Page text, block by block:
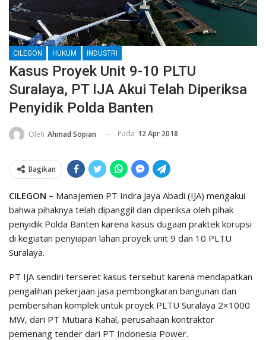
CILEGON HUKUM INDUSTRI
Kasus Proyek Unit 9-10 PLTU
Suralaya, PT IJA Akui Telah Diperiksa
Penyidik Polda Banten
Oleh Ahmad Sopian Pada 12 Apr 2018
Bagikan
CILEGON – Manajemen PT Indra Jaya Abadi (IJA) mengakui
bahwa pihaknya telah dipanggil dan diperiksa oleh pihak
penyidik Polda Banten karena kasus dugaan praktek korupsi
di kegiatan penyiapan lahan proyek unit 9 dan 10 PLTU
Suralaya.
PT IJA sendiri terseret kasus tersebut karena mendapatkan
pengalihan pekerjaan jasa pembongkaran bangunan dan
pembersihan komplek untuk proyek PLTU Suralaya 2×1000
MW, dari PT Mutiara Kahal, perusahaan kontraktor
pemenang tender dari PT Indonesia Power.